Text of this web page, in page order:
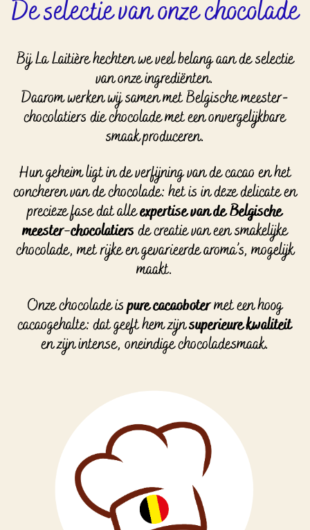
De selectie van onze chocolade
Bij La Laitière hechten we veel belang aan de selectie
van onze ingrediënten.
Daarom werken wij samen met Belgische meester-
chocolatiers die chocolade met een onvergelijkbare
smaak produceren.
Hun geheim ligt in de verfijning van de cacao en het
concheren van de chocolade: het is in deze delicate en
precieze fase dat alleexpertise van de Belgische
meester-chocolatiersde creatie van een smakelijke
chocolade, met rijke en gevarieerde aroma’s, mogelijk
maakt.
Onze chocolade ispure cacaobotermet een hoog
cacaogehalte: dat geeft hem zijnsuperieure kwaliteit
en zijn intense, oneindige chocoladesmaak.